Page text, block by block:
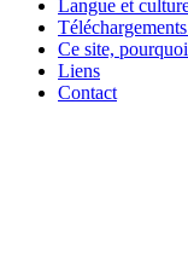
Langue et
Ce site,
Liens
Contact